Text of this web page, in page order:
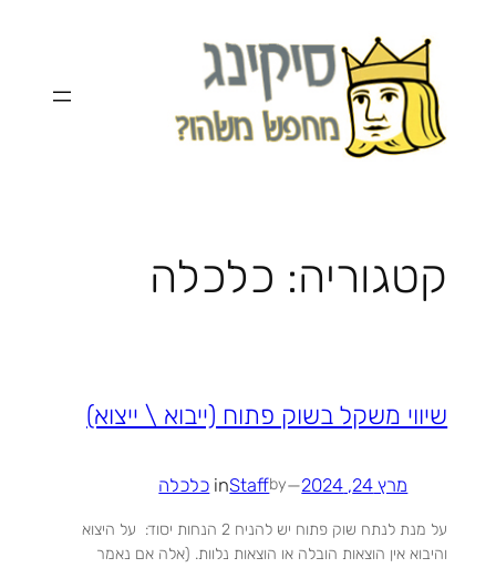
קטגוריה: כלכלה
שיווי משקל בשוק פתוח (ייבוא \ ייצוא)
מרץ 24, 2024 —
by
Staff
in כלכלה
על מנת לנתח שוק פתוח יש להניח 2 הנחות יסוד: על היצוא
והיבוא אין הוצאות הובלה או הוצאות נלוות. (אלה אם נאמר